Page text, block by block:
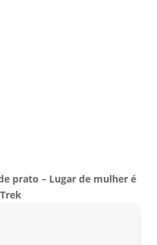
prato – Lugar de mulher é